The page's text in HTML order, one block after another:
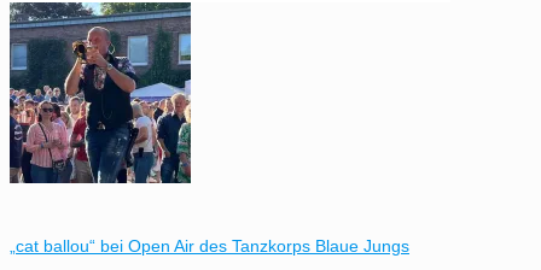
„cat ballou“ bei Open Air des Tanzkorps Blaue Jungs